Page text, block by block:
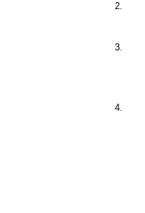
2.
3.
4.